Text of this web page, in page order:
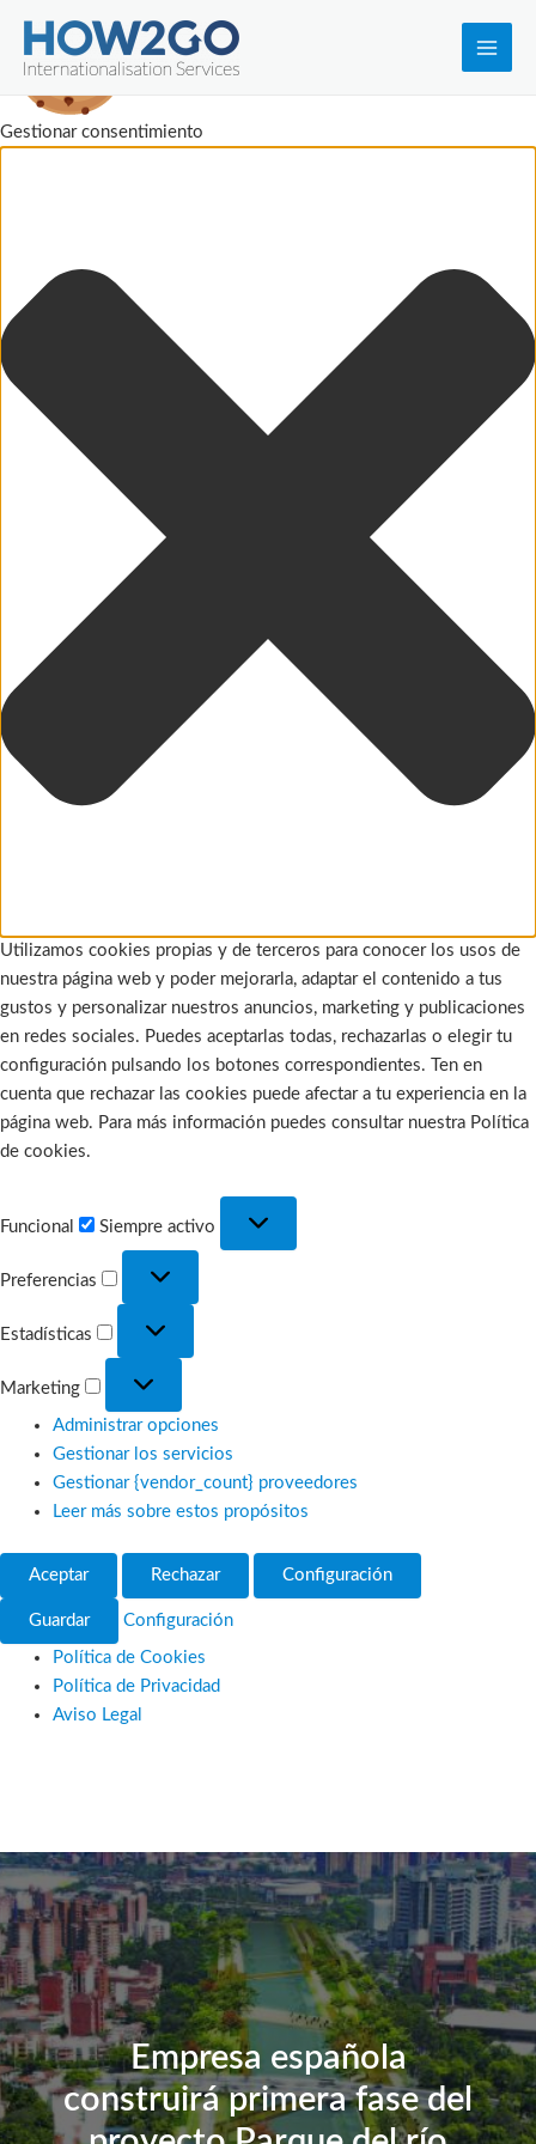
Gestionar consentimiento
Utilizamos cookies propias y de terceros para conocer los usos de
nuestra página web y poder mejorarla, adaptar el contenido a tus
gustos y personalizar nuestros anuncios, marketing y publicaciones
en redes sociales. Puedes aceptarlas todas, rechazarlas o elegir tu
configuración pulsando los botones correspondientes. Ten en
cuenta que rechazar las cookies puede afectar a tu experiencia en la
página web. Para más información puedes consultar nuestra Política
de cookies.
Funcional Siempre activo
Preferencias
Estadísticas
Marketing
Administrar opciones
Gestionar los servicios
Gestionar {vendor_count} proveedores
Leer más sobre estos propósitos
Aceptar Rechazar Configuración
Guardar Configuración
Política de Cookies
Política de Privacidad
Aviso Legal
Main
Empresa española
construirá primera fase del